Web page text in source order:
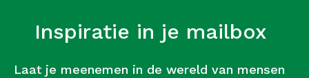
Inspiratie in je mailbox
Laat je meenemen in de wereld van mensen